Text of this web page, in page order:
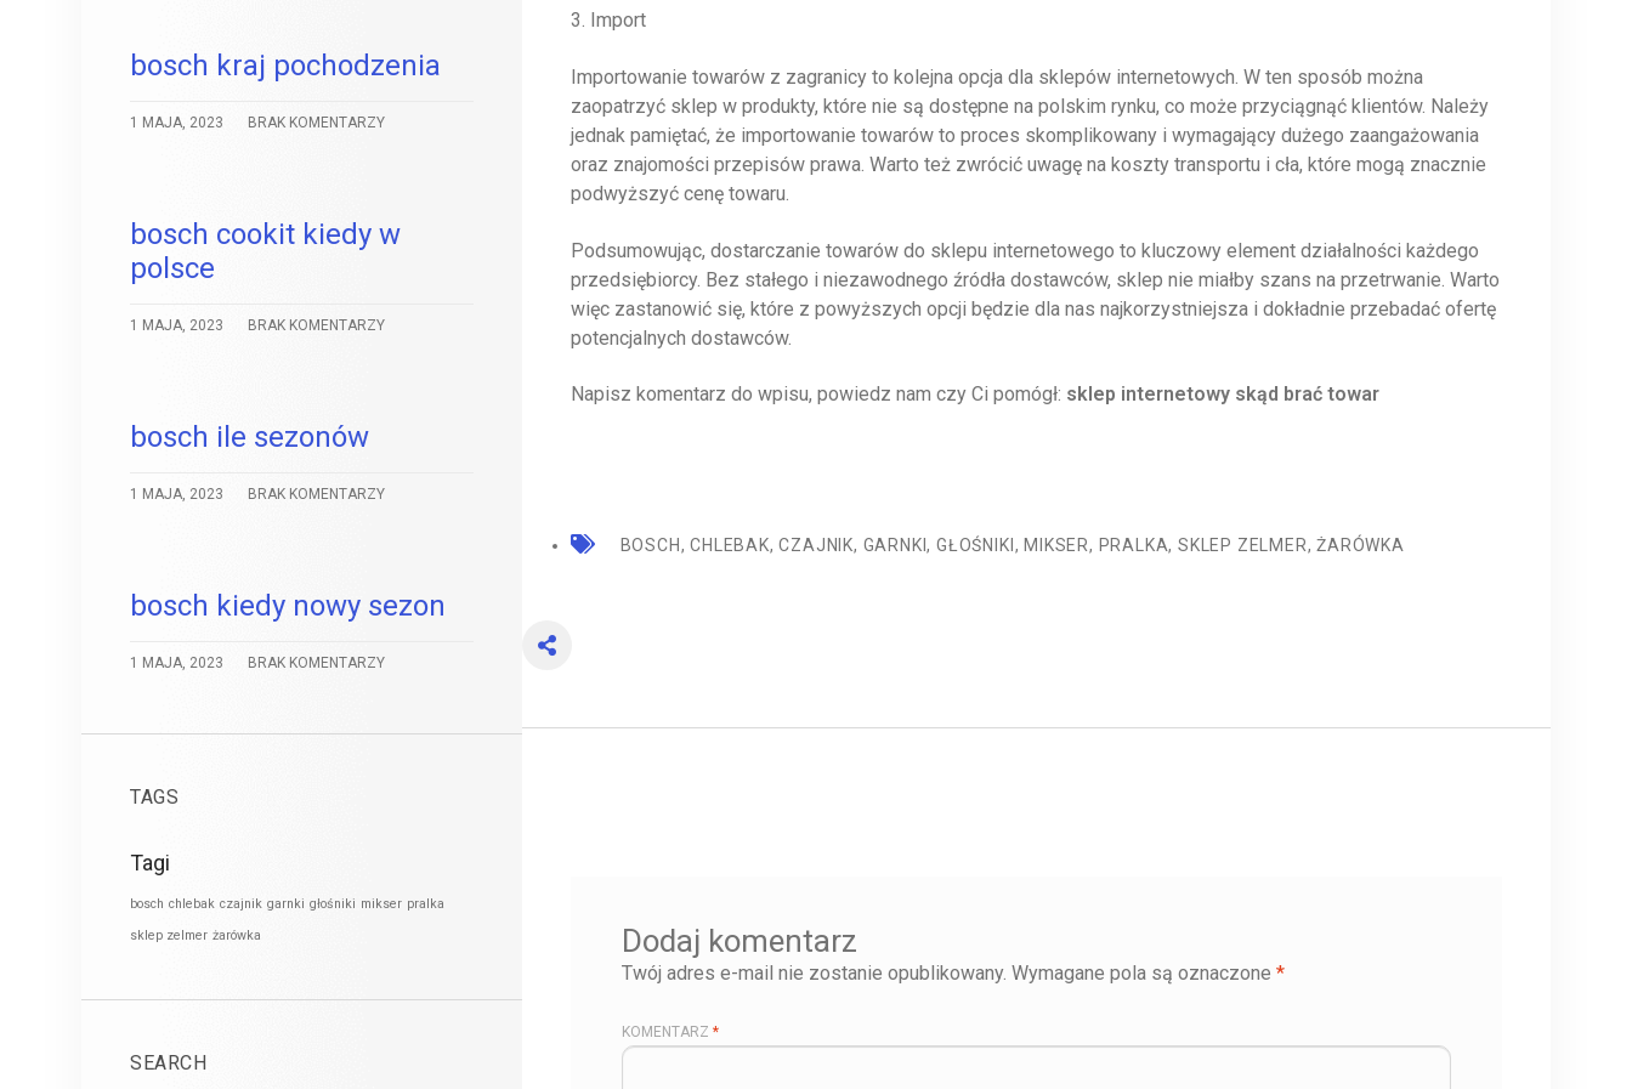
bosch kraj pochodzenia
1 MAJA, 2023 BRAK KOMENTARZY
bosch cookit kiedy w
polsce
1 MAJA, 2023 BRAK KOMENTARZY
bosch ile sezonów
1 MAJA, 2023 BRAK KOMENTARZY
bosch kiedy nowy sezon
1 MAJA, 2023 BRAK KOMENTARZY
TAGS
Tagi
bosch chlebak czajnik garnki głośniki mikser pralka
sklep zelmer żarówka
SEARCH
3. Import
Importowanie towarów z zagranicy to kolejna opcja dla sklepów internetowych. W ten sposób można
zaopatrzyć sklep w produkty, które nie są dostępne na polskim rynku, co może przyciągnąć klientów. Należy
jednak pamiętać, że importowanie towarów to proces skomplikowany i wymagający dużego zaangażowania
oraz znajomości przepisów prawa. Warto też zwrócić uwagę na koszty transportu i cła, które mogą znacznie
podwyższyć cenę towaru.
Podsumowując, dostarczanie towarów do sklepu internetowego to kluczowy element działalności każdego
przedsiębiorcy. Bez stałego i niezawodnego źródła dostawców, sklep nie miałby szans na przetrwanie. Warto
więc zastanowić się, które z powyższych opcji będzie dla nas najkorzystniejsza i dokładnie przebadać ofertę
potencjalnych dostawców.
Napisz komentarz do wpisu, powiedz nam czy Ci pomógł: sklep internetowy skąd brać towar
BOSCH,CHLEBAK,CZAJNIK, GARNKI,GŁOŚNIKI , MIKSER, PRALKA, SKLEP ZELMER,ŻARÓWKA
Dodaj komentarz
Twój adres e-mail nie zostanie opublikowany. Wymagane pola są oznaczone *
KOMENTARZ *